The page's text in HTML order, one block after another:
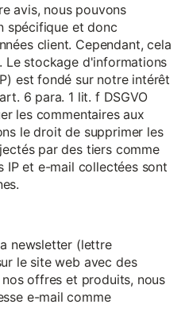
avis, nous pouvons
spécifique et donc
client. Cependant, cela
Le stockage d'informations
est fondé sur notre intérêt
6 para. 1 lit. f DSGVO
les commentaires aux
le droit de supprimer les
par des tiers comme
IP et e-mail collectées sont
newsletter (lettre
le site web avec des
offres et produits, nous
e-mail comme